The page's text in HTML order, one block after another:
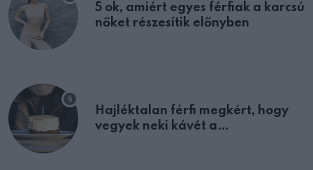
5 ok, amiért egyes férfiak a karcsú
nőket részesítik előnyben
Hajléktalan férfi megkért, hogy
vegyek neki kávét a